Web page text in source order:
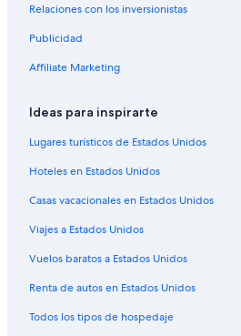
Hoteles para ir de compras en Erfurt
Hoteles de lujo en Erfurt
Moteles en Erfurt
Relaciones con los inversionistas
Publicidad
Affiliate Marketing
Ideas para inspirarte
Lugares turísticos de Estados Unidos
Hoteles en Estados Unidos
Casas vacacionales en Estados Unidos
Viajes a Estados Unidos
Vuelos baratos a Estados Unidos
Renta de autos en Estados Unidos
Todos los tipos de hospedaje